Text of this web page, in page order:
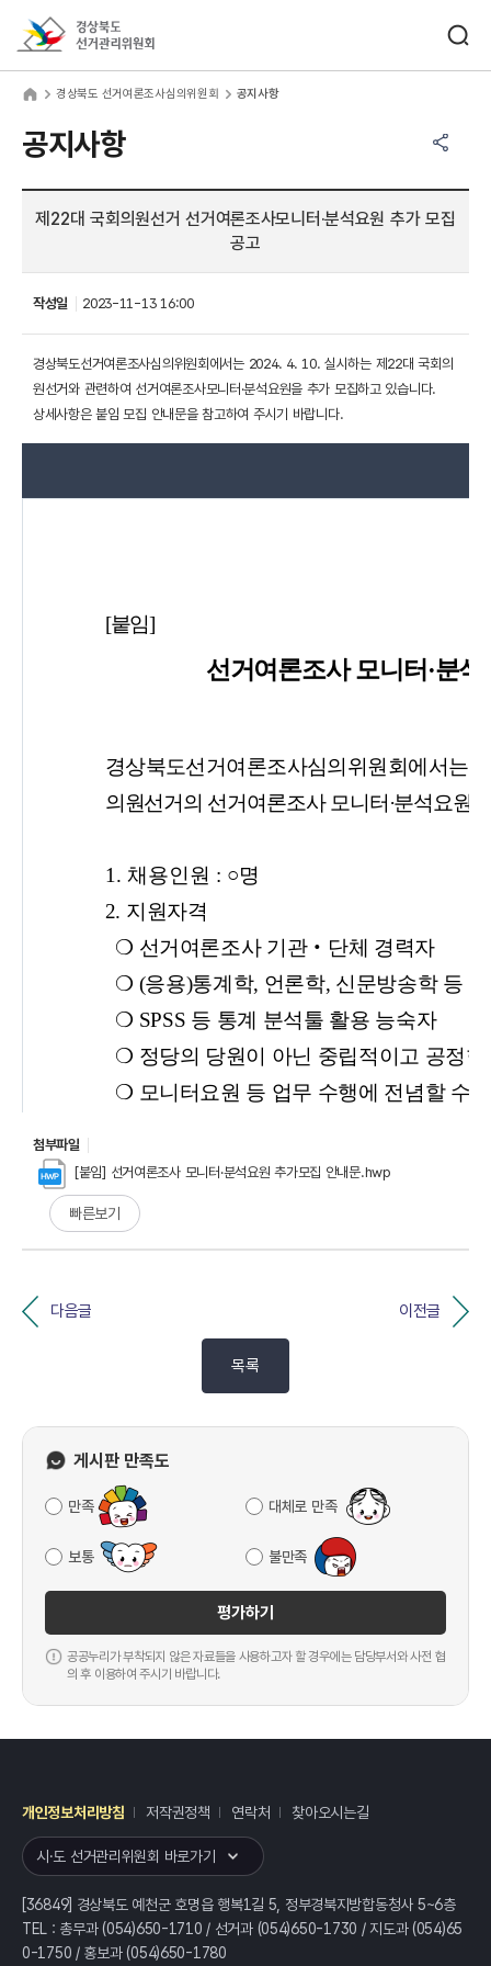
경상북도 선거여론조사심의위원회 공지사항
공지사항
제22대 국회의원선거 선거여론조사모니터·분석요원 추가 모집
공고
작성일 2023-11-13 16:00
경상북도선거여론조사심의위원회에서는 2024. 4. 10. 실시하는 제22대 국회의
원선거와 관련하여 선거여론조사모니터·분석요원을 추가 모집하고 있습니다.
상세사항은 붙임 모집 안내문을 참고하여 주시기 바랍니다.
첨부파일
[붙임] 선거여론조사 모니터·분석요원 추가모집 안내문.hwp
빠른보기
다음글 이전글
목록
게시판 만족도
만족 대체로 만족
보통 불만족
평가하기
공공누리가 부착되지 않은 자료들을 사용하고자 할 경우에는 담당부서와 사전 협
의 후 이용하여 주시기 바랍니다.
개인정보처리방침 저작권정책 연락처 찾아오시는길
시·도 선거관리위원회 바로가기
[36849] 경상북도 예천군 호명읍 행복1길 5, 정부경북지방합동청사 5~6층
TEL : 총무과 (054)650-1710 / 선거과 (054)650-1730 / 지도과 (054)65
0-1750 / 홍보과 (054)650-1780